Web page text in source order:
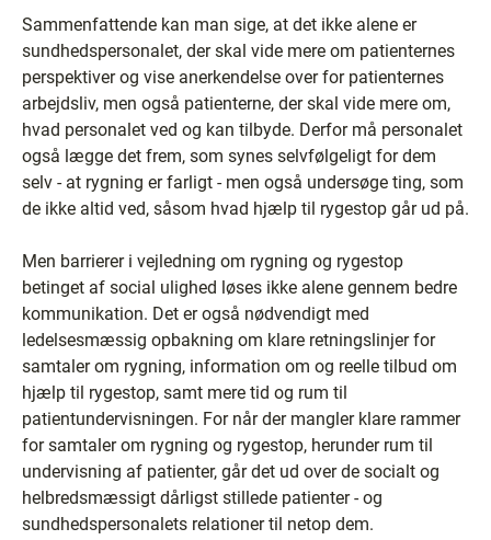
Sammenfattende kan man sige, at det ikke alene er
sundhedspersonalet, der skal vide mere om patienternes
perspektiver og vise anerkendelse over for patienternes
arbejdsliv, men også patienterne, der skal vide mere om,
hvad personalet ved og kan tilbyde. Derfor må personalet
også lægge det frem, som synes selvfølgeligt for dem
selv - at rygning er farligt - men også undersøge ting, som
de ikke altid ved, såsom hvad hjælp til rygestop går ud på.
Men barrierer i vejledning om rygning og rygestop
betinget af social ulighed løses ikke alene gennem bedre
kommunikation. Det er også nødvendigt med
ledelsesmæssig opbakning om klare retningslinjer for
samtaler om rygning, information om og reelle tilbud om
hjælp til rygestop, samt mere tid og rum til
patientundervisningen. For når der mangler klare rammer
for samtaler om rygning og rygestop, herunder rum til
undervisning af patienter, går det ud over de socialt og
helbredsmæssigt dårligst stillede patienter - og
sundhedspersonalets relationer til netop dem.